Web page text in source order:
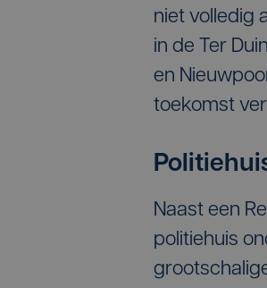
niet volledig
in de Ter
en
toekomst
Naast een
politiehuis